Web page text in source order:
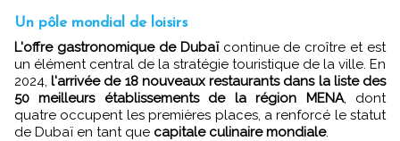
Un pôle mondial de loisirs
L'offre gastronomique de Dubaïcontinue de croître et est
un élément central de la stratégie touristique de la ville. En
2024, l'arrivée de 18 nouveaux restaurants dans la liste des
50 meilleurs établissements de la région MENA, dont
quatre occupent les premières places, a renforcé le statut
de Dubaï en tant que capitale culinaire mondiale.